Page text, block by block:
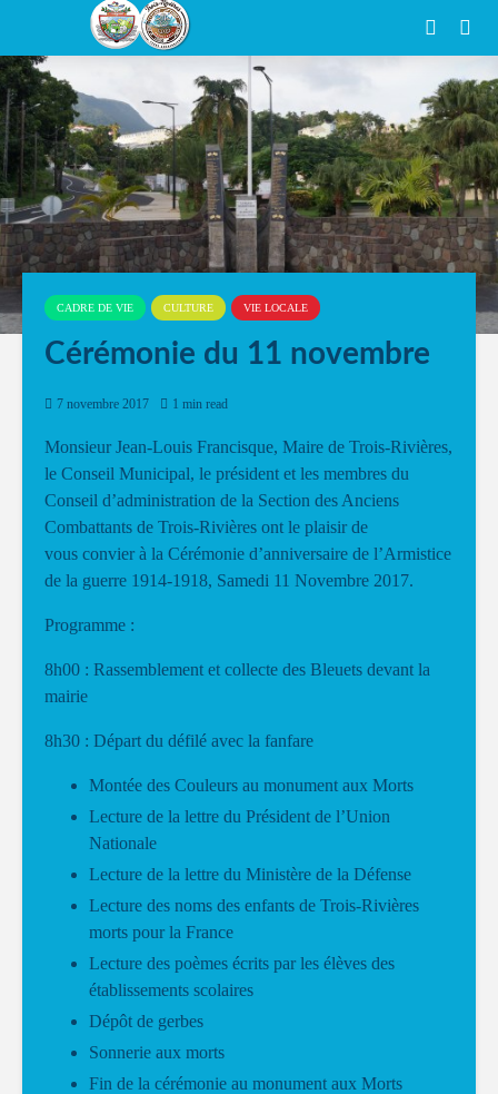
CADRE DE VIE CULTURE VIE LOCALE
Cérémonie du 11 novembre
7 novembre 2017 1 min read
Monsieur Jean-Louis Francisque, Maire de Trois-Rivières,
le Conseil Municipal, le président et les membres du
Conseil d’administration de la Section des Anciens
Combattants de Trois-Rivières ont le plaisir de
vous convier à la Cérémonie d’anniversaire de l’Armistice
de la guerre 1914-1918, Samedi 11 Novembre 2017.
Programme :
8h00 : Rassemblement et collecte des Bleuets devant la
mairie
8h30 : Départ du défilé avec la fanfare
Montée des Couleurs au monument aux Morts
Lecture de la lettre du Président de l’Union
Nationale
Lecture de la lettre du Ministère de la Défense
Lecture des noms des enfants de Trois-Rivières
morts pour la France
Lecture des poèmes écrits par les élèves des
établissements scolaires
Dépôt de gerbes
Sonnerie aux morts
Fin de la cérémonie au monument aux Morts